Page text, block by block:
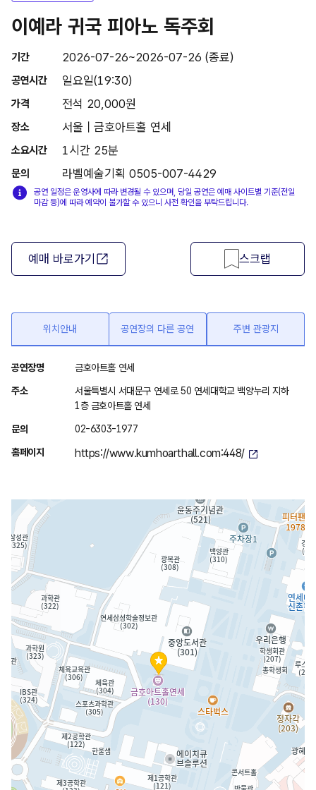
이예라 귀국 피아노 독주회
기간 2026-07-26~2026-07-26 (종료)
공연시간 일요일(19:30)
가격 전석 20,000원
장소 서울 | 금호아트홀 연세
소요시간 1시간 25분
문의 라벨예술기획 0505-007-4429
공연 일정은 운영사에 따라 변경될 수 있으며, 당일 공연은 예매 사이트별 기준(전일
마감 등)에 따라 예약이 불가할 수 있으니 사전 확인을 부탁드립니다.
예매 바로가기 스크랩
위치안내 공연장의 다른 공연 주변 관광지
위
치
내
공연장명 금호아트홀 연세
주소
서울특별시 서대문구 연세로 50 연세대학교 백양누리 지하
1층 금호아트홀 연세
문의 02-6303-1977
홈페이지 https://www.kumhoarthall.com:448/